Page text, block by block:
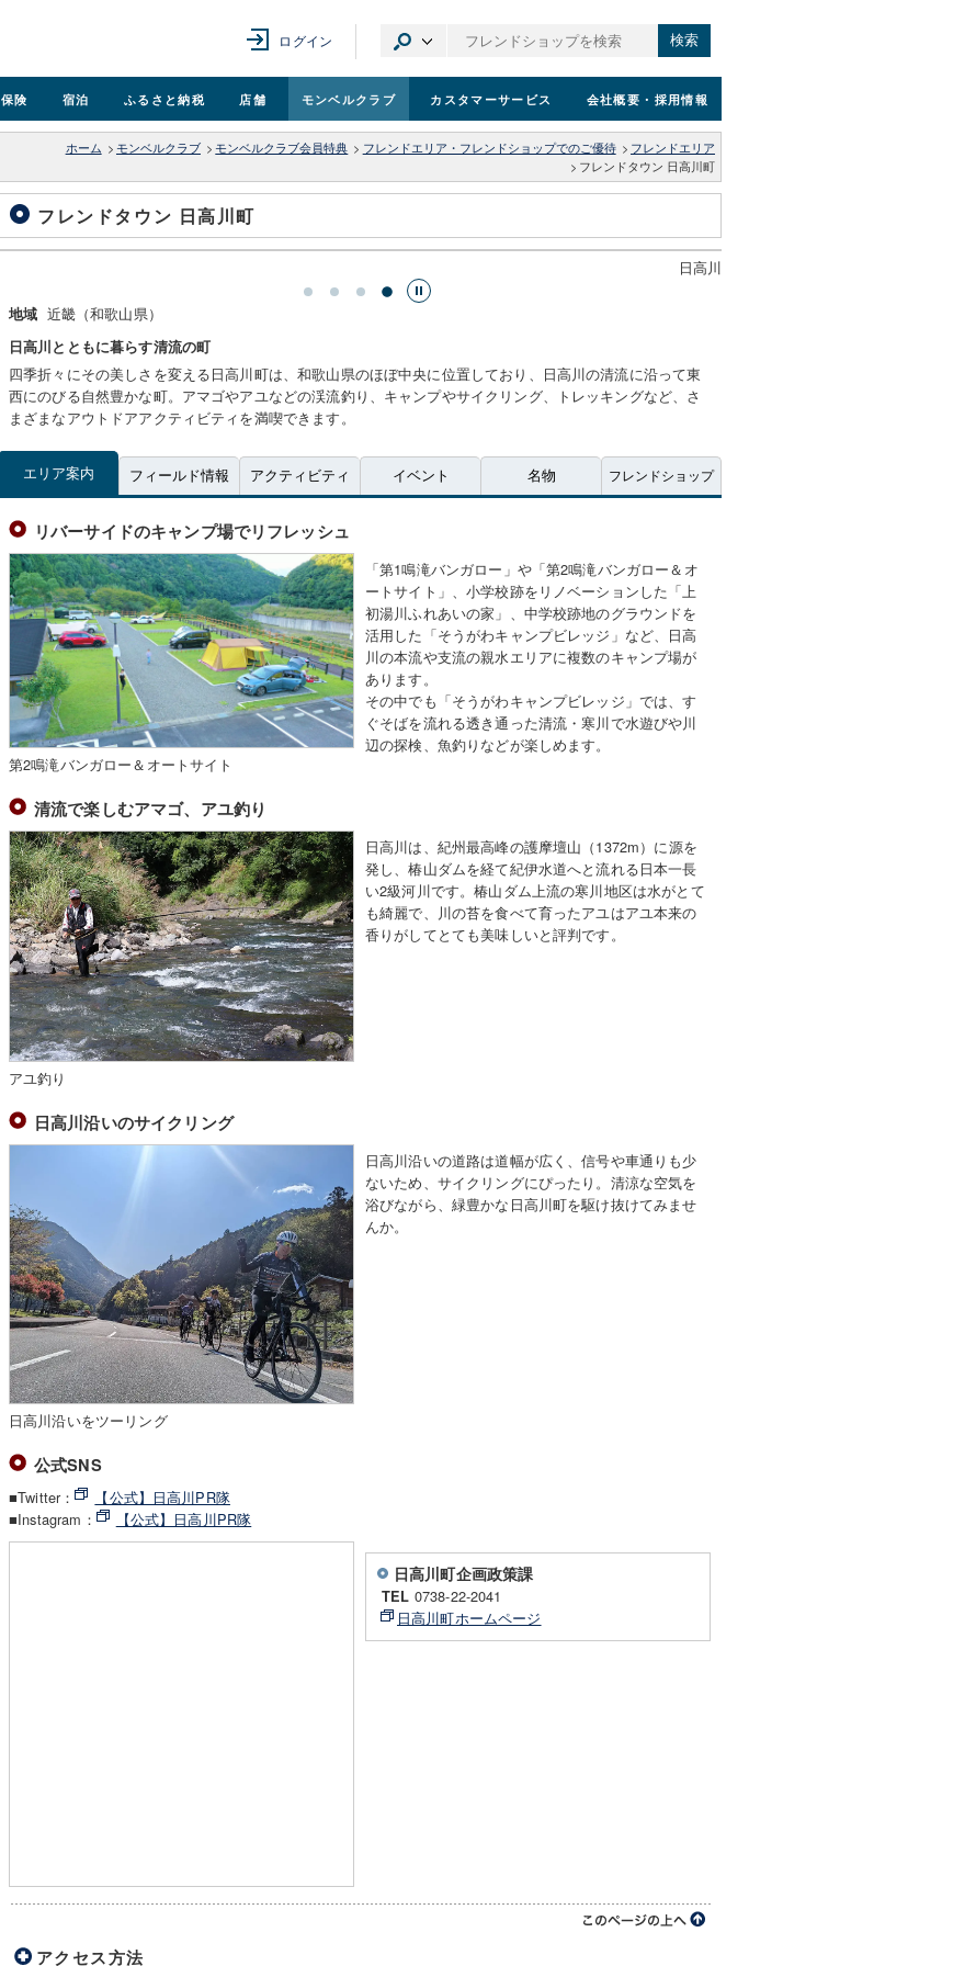
ログイン 検索
保険 宿泊 ふるさと納税 店舗 モンベルクラブ カスタマーサービス 会社概要 ・採用情報
ホーム > モンベルクラブ > モンベルクラブ会員特典 > フレンドエリア・フレンドショップでのご優待 > フレンドエリア
> フレンドタウン 日高川町
フレンドタウン 日高川町
日高川
地域 近畿（和歌山県）
日高川とともに暮らす清流の町
四季折々にその美しさを変える日高川町は、和歌山県のほぼ中央に位置しており、日高川の清流に沿って東
西にのびる自然豊かな町。アマゴやアユなどの渓流釣り、キャンプやサイクリング、トレッキングなど、さ
まざまなアウトドアアクティビティを満喫できます。
リバーサイドのキャンプ場でリフレッシュ
第2鳴滝バンガロー＆オートサイト
「第1鳴滝バンガロー」や「第2鳴滝バンガロー＆オ
ートサイト」、小学校跡をリノベーションした「上
初湯川ふれあいの家」、中学校跡地のグラウンドを
活用した「そうがわキャンプビレッジ」など、日高
川の本流や支流の親水エリアに複数のキャンプ場が
あります。
その中でも「そうがわキャンプビレッジ」では、す
ぐそばを流れる透き通った清流・寒川で水遊びや川
辺の探検、魚釣りなどが楽しめます。
清流で楽しむアマゴ、アユ釣り
アユ釣り
日高川は、紀州最高峰の護摩壇山（1372m）に源を
発し、椿山ダムを経て紀伊水道へと流れる日本一長
い2級河川です。椿山ダム上流の寒川地区は水がとて
も綺麗で、川の苔を食べて育ったアユはアユ本来の
香りがしてとても美味しいと評判です。
日高川沿いのサイクリング
日高川沿いをツーリング
日高川沿いの道路は道幅が広く、信号や車通りも少
ないため、サイクリングにぴったり。清涼な空気を
浴びながら、緑豊かな日高川町を駆け抜けてみませ
んか。
公式SNS
■Twitter：
【公式】日高川PR隊
■Instagram：
【公式】日高川PR隊
日高川町企画政策課
TEL 0738-22-2041
日高川町ホームページ
アクセス方法